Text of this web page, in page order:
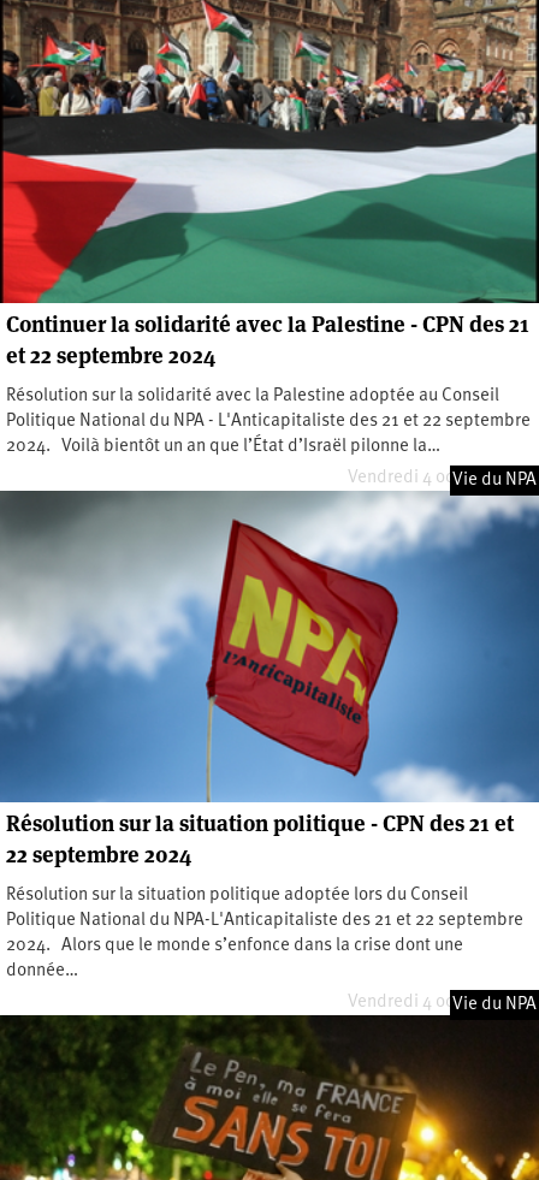
Continuer la solidarité avec la Palestine - CPN des 21
et 22 septembre 2024
Résolution sur la solidarité avec la Palestine adoptée au Conseil
Politique National du NPA - L'Anticapitaliste des 21 et 22 septembre
2024. Voilà bientôt un an que l’État d’Israël pilonne la…
Vendredi 4 octobre 2024
Vie du NPA
Résolution sur la situation politique - CPN des 21 et
22 septembre 2024
Résolution sur la situation politique adoptée lors du Conseil
Politique National du NPA-L'Anticapitaliste des 21 et 22 septembre
2024. Alors que le monde s’enfonce dans la crise dont une
donnée…
Vendredi 4 octobre 2024
Vie du NPA